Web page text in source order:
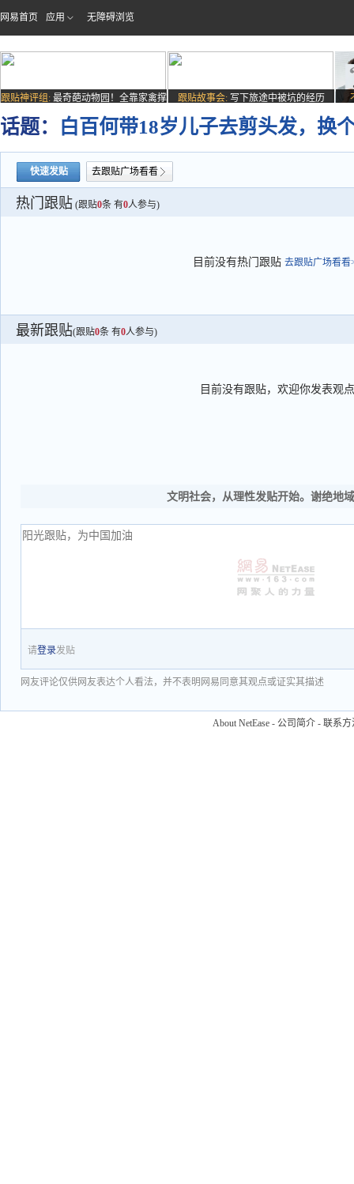
网易首页 应用 无障碍浏览
跟贴神评组: 最奇葩动物园！全靠家禽撑
场子
跟贴故事会: 写下旅途中被坑的经历
话题： 白百何带18岁儿子去剪头发，换
快速发贴 去跟贴广场看看
热门跟贴 (跟贴0条 有0人参与)
目前没有热门跟贴 去跟贴广场看看
最新跟贴(跟贴0条 有0人参与)
目前没有跟贴，欢迎你发表观点
文明社会，从理性发贴开始。谢绝地
请登录发贴
网友评论仅供网友表达个人看法，并不表明网易同意其观点或证实其描述
About NetEase - 公司简介 - 联系方